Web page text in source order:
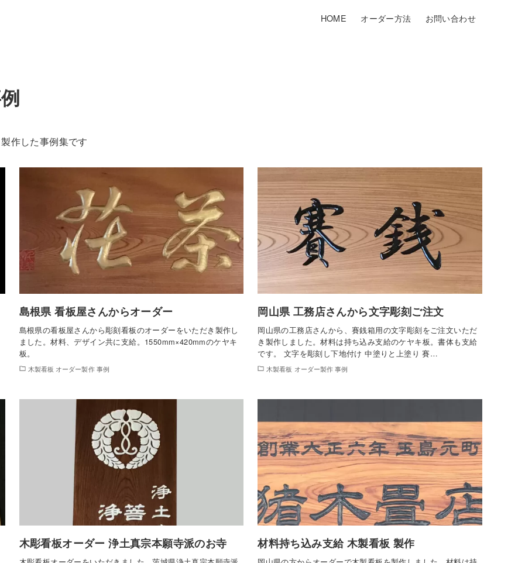
HOME オーダー方法 お問い合わせ
作した事例集です
島根県 看板屋さんからオーダー
島根県の看板屋さんから彫刻看板のオーダーをいただき製作し
ました。材料、デザイン共に支給。1550mm×420mmのケヤキ
板。
木製看板 オーダー製作 事例
岡山県 工務店さんから文字彫刻ご注文
岡山県の工務店さんから、賽銭箱用の文字彫刻をご注文いただ
き製作しました。材料は持ち込み支給のケヤキ板。書体も支給
です。 文字を彫刻し下地付け 中塗りと上塗り 賽…
木製看板 オーダー製作 事例
木彫看板オーダー 浄土真宗本願寺派のお寺 材料持ち込み支給 木製看板 製作